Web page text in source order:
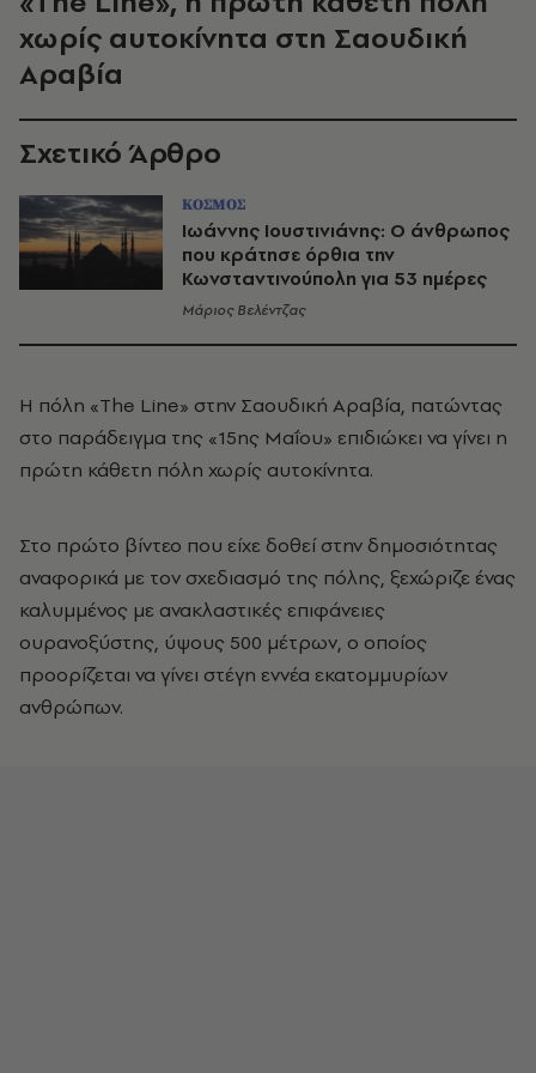
χωρίς αυτοκίνητα στη Σαουδική
Αραβία
Σχετικό Άρθρο
ΚΟΣΜΟΣ
Ιωάννης Ιουστινιάνης: Ο άνθρωπος
που κράτησε όρθια την
Κωνσταντινούπολη για 53 ημέρες
Μάριος Βελέντζας
Η πόλη «The Line» στην Σαουδική Αραβία, πατώντας
στο παράδειγμα της «15ης Μαΐου» επιδιώκει να γίνει η
πρώτη κάθετη πόλη χωρίς αυτοκίνητα.
Στο πρώτο βίντεο που είχε δοθεί στην δημοσιότητας
αναφορικά με τον σχεδιασμό της πόλης, ξεχώριζε ένας
καλυμμένος με ανακλαστικές επιφάνειες
ουρανοξύστης, ύψους 500 μέτρων, ο οποίος
προορίζεται να γίνει στέγη εννέα εκατομμυρίων
ανθρώπων.